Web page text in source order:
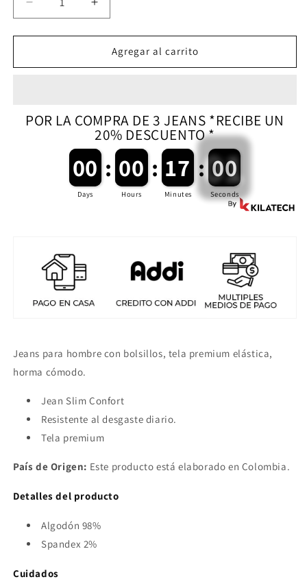
Reducir
cantidad
para
SLIM
6000
Aumentar
cantidad
para
JEAN
SLIM
6000
Agregar al carrito
POR LA COMPRA DE 3 JEANS *RECIBE UN
20% DESCUENTO *
00
00
Days
: 00
00
Hours
: 17
17
Minutes
: 00
Seconds
Jeans para hombre con bolsillos, tela premium elástica,
horma cómodo.
Jean Slim Confort
Resistente al desgaste diario.
Tela premium
País de Origen: Este producto está elaborado en Colombia.
Detalles del producto
Algodón 98%
Spandex 2%
Cuidados